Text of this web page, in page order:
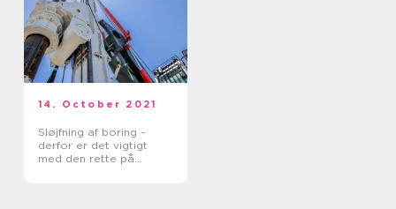
14. October 2021
Sløjfning af boring –
derfor er det vigtigt
med den rette på